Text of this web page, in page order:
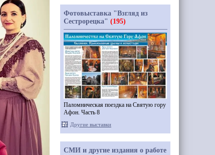
Фотовыставка "Взгляд из
Сестрорецка" (195)
Паломническая поездка на Святую гору
Афон. Часть 8
Другие выставки
СМИ и другие издания о работе